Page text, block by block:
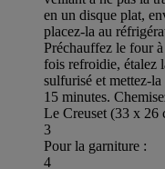
en un disque plat,
placez-la au
Préchauffez le four
fois refroidie, étalez
sulfurisé et mettez-
15 minutes.
Le Creuset (33 x 26
3
Pour la garniture :
4